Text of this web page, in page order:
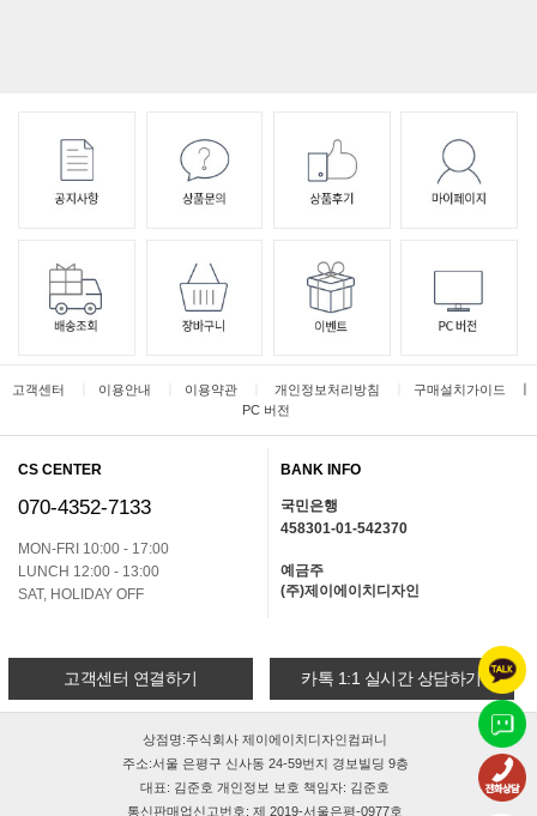
고객센터 이용안내 이용약관 개인정보처리방침 구매설치가이드
PC 버전
CS CENTER
070-4352-7133
MON-FRI 10:00 - 17:00
LUNCH 12:00 - 13:00
SAT, HOLIDAY OFF
BANK INFO
국민은행
458301-01-542370
예금주
(주)제이에이치디자인
고객센터 연결하기 카톡 1:1 실시간 상담하기
상점명:주식회사 제이에이치디자인컴퍼니
주소:서울 은평구 신사동 24-59번지 경보빌딩 9층
대표: 김준호 개인정보 보호 책임자: 김준호
통신판매업신고번호: 제 2019-서울은평-0977호